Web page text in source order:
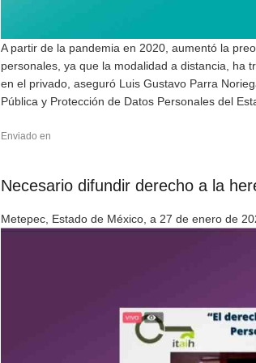
A partir de la pandemia en 2020, aumentó la
personales, ya que la modalidad a distancia, ha
en el privado, aseguró Luis Gustavo Parra
Pública y Protección de Datos Personales del
Enviado en
Necesario difundir derecho a la
Metepec, Estado de México, a 27 de enero de